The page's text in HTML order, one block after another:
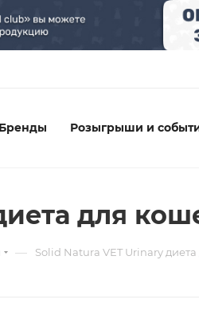
Бренды Розыгрыши и
для
— Solid Natura VET Urinary